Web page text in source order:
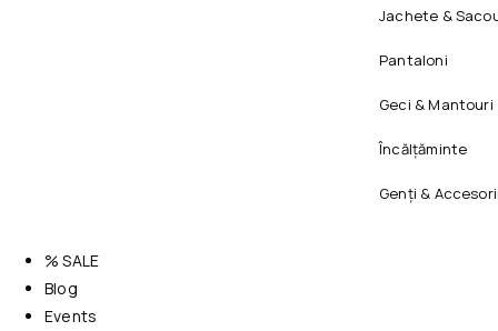
Jachete &
Pantaloni
Geci & Mantouri
Încălțăminte
Genți &
% SALE
Blog
Events